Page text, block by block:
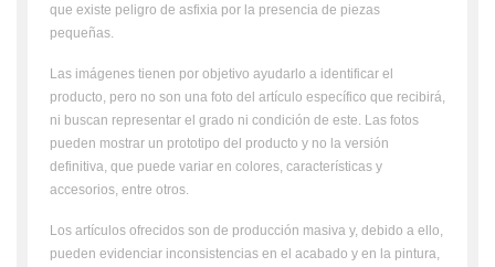
que existe peligro de asfixia por la presencia de piezas
pequeñas.
Las imágenes tienen por objetivo ayudarlo a identificar el
producto, pero no son una foto del artículo específico que recibirá,
ni buscan representar el grado ni condición de este. Las fotos
pueden mostrar un prototipo del producto y no la versión
definitiva, que puede variar en colores, características y
accesorios, entre otros.
Los artículos ofrecidos son de producción masiva y, debido a ello,
pueden evidenciar inconsistencias en el acabado y en la pintura,